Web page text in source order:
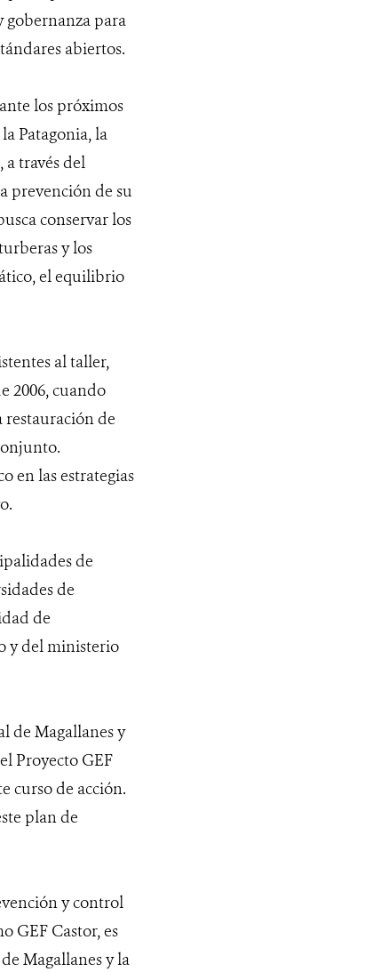
gobernanza para
abiertos.
los próximos
Patagonia, la
través del
prevención de su
conservar los
y los
el equilibrio
al taller,
2006, cuando
de
en las estrategias
de
de
de
y del ministerio
de Magallanes y
Proyecto GEF
curso de acción.
plan de
y control
GEF Castor, es
Magallanes y la